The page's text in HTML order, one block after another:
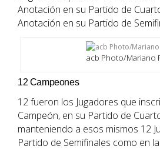
Anotación en su Partido de
Anotación en su Partido de
acb Photo/Mariano
12 Campeones
12 fueron los Jugadores que
Campeón, en su Partido de
manteniendo a esos mismos 12
Partido de Semifinales como en